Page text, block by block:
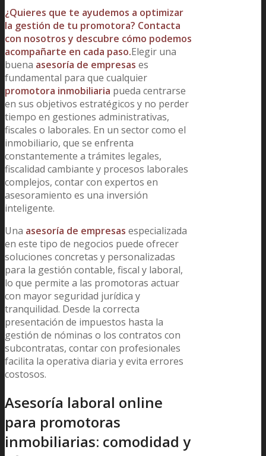
¿Quieres que te ayudemos a optimizar
la gestión de tu promotora? Contacta
con nosotros y descubre cómo podemos
acompañarte en cada paso.Elegir una
buena asesoría de empresas es
fundamental para que cualquier
promotora inmobiliaria pueda centrarse
en sus objetivos estratégicos y no perder
tiempo en gestiones administrativas,
fiscales o laborales. En un sector como el
inmobiliario, que se enfrenta
constantemente a trámites legales,
fiscalidad cambiante y procesos laborales
complejos, contar con expertos en
asesoramiento es una inversión
inteligente.
Una asesoría de empresas especializada
en este tipo de negocios puede ofrecer
soluciones concretas y personalizadas
para la gestión contable, fiscal y laboral,
lo que permite a las promotoras actuar
con mayor seguridad jurídica y
tranquilidad. Desde la correcta
presentación de impuestos hasta la
gestión de nóminas o los contratos con
subcontratas, contar con profesionales
facilita la operativa diaria y evita errores
costosos.
Asesoría laboral online
para promotoras
inmobiliarias: comodidad y